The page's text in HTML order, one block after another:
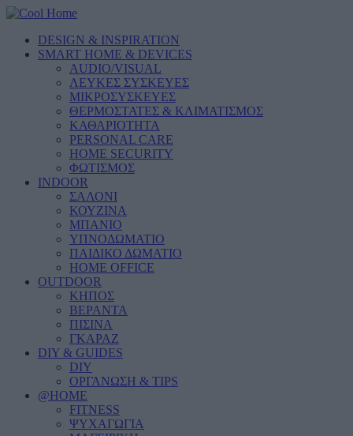
DESIGN & INSPIRATION
SMART HOME & DEVICES
AUDIO/VISUAL
ΛΕΥΚΕΣ ΣΥΣΚΕΥΕΣ
ΜΙΚΡΟΣΥΣΚΕΥΕΣ
ΘΕΡΜΟΣΤΑΤΕΣ & ΚΛΙΜΑΤΙΣΜΟΣ
ΚΑΘΑΡΙΟΤΗΤΑ
PERSONAL CARE
HOME SECURITY
ΦΩΤΙΣΜΟΣ
INDOOR
ΣΑΛΟΝΙ
ΚΟΥΖΙΝΑ
ΜΠΑΝΙΟ
ΥΠΝΟΔΩΜΑΤΙΟ
ΠΑΙΔΙΚΟ ΔΩΜΑΤΙΟ
HOME OFFICE
OUTDOOR
ΚΗΠΟΣ
ΒΕΡΑΝΤΑ
ΠΙΣΙΝΑ
ΓΚΑΡΑΖ
DIY & GUIDES
DIY
ΟΡΓΑΝΩΣΗ & TIPS
@HOME
FITNESS
ΨΥΧΑΓΩΓΙΑ